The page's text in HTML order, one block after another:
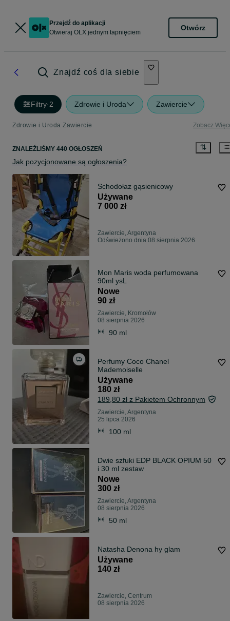
Przejdź do aplikacji
Otwieraj OLX jednym tapnięciem
Otwórz
Znajdź coś dla siebie
Filtry·2 Zdrowie i Uroda Zawiercie
Zdrowie i Uroda Zawiercie Zobacz
ZNALEŹLIŚMY 440 OGŁOSZEŃ
Jak pozycjonowane są ogłoszenia?
Schodołaz gąsienicowy
Używane
7 000 zł
Zawiercie, Argentyna
Odświeżono dnia 08 sierpnia 2026
Mon Maris woda perfumowana
90ml ysL
Nowe
90 zł
Zawiercie, Kromołów
08 sierpnia 2026
90 ml
Perfumy Coco Chanel
Mademoiselle
Używane
180 zł
189,80 zł z Pakietem Ochronnym
Zawiercie, Argentyna
25 lipca 2026
100 ml
Dwie szfuki EDP BLACK OPIUM 50
i 30 ml zestaw
Nowe
300 zł
Zawiercie, Argentyna
08 sierpnia 2026
50 ml
Natasha Denona hy glam
Używane
140 zł
Zawiercie, Centrum
08 sierpnia 2026